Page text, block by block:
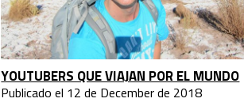
YOUTUBERS QUE VIAJAN POR EL MUNDO
Publicado el 12 de December de 2018